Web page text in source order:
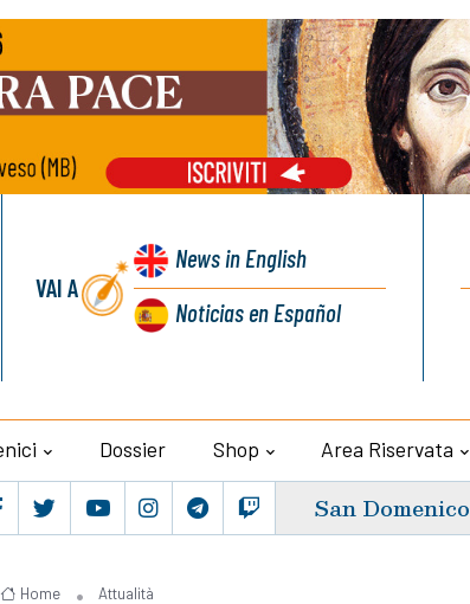
VAI A
Newsin English
Noticiasen Español
Dossier Shop Area Riservata
San Domenico
Home Attualità